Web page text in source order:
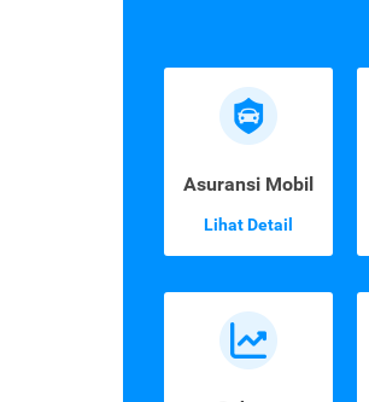
Asuransi Mobil
Lihat Detail